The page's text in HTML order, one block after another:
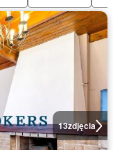
13zdjęcia